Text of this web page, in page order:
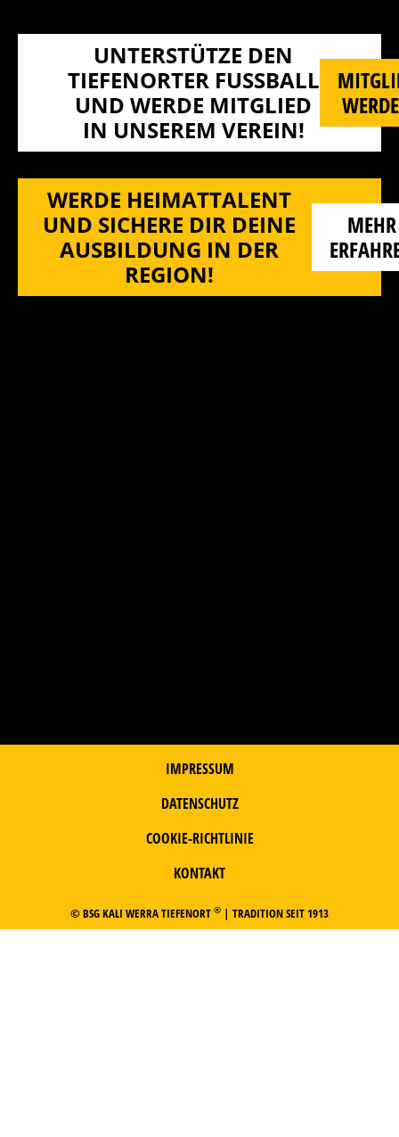
UNTERSTÜTZE DEN
TIEFENORTER FUSSBALL U
ND WERDE MITGLIED I
N UNSEREM VEREIN!
WERDE HEIMATTALENT
UND SICHERE DIR DEINE
AUSBILDUNG IN DER
REGION!
MEHR
IMPRESSUM
DATENSCHUTZ
COOKIE-RICHTLINIE
KONTAKT
© BSG KALI WERRA TIEFENORT ® | TRADITION SEIT 1913